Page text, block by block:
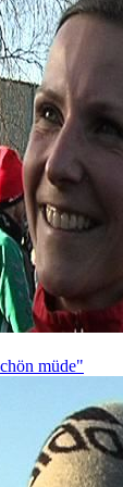
müde"